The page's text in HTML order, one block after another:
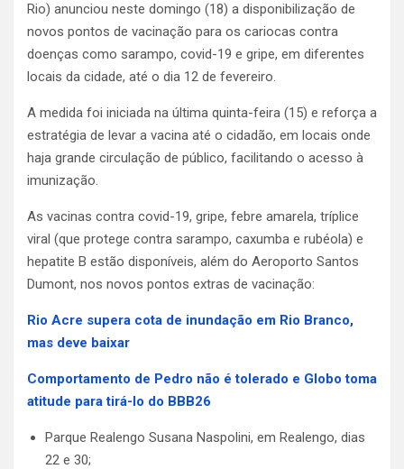
Rio) anunciou neste domingo (18) a disponibilização de
novos pontos de vacinação para os cariocas contra
doenças como sarampo, covid-19 e gripe, em diferentes
locais da cidade, até o dia 12 de fevereiro.
A medida foi iniciada na última quinta-feira (15) e reforça a
estratégia de levar a vacina até o cidadão, em locais onde
haja grande circulação de público, facilitando o acesso à
imunização.
As vacinas contra covid-19, gripe, febre amarela, tríplice
viral (que protege contra sarampo, caxumba e rubéola) e
hepatite B estão disponíveis, além do Aeroporto Santos
Dumont, nos novos pontos extras de vacinação:
Rio Acre supera cota de inundação em Rio Branco,
mas deve baixar
Comportamento de Pedro não é tolerado e Globo toma
atitude para tirá-lo do BBB26
Parque Realengo Susana Naspolini, em Realengo, dias
22 e 30;